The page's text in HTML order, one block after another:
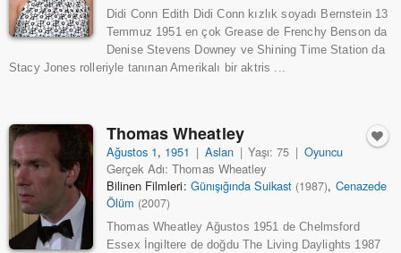
Didi Conn Edith Didi Conn kızlık soyadı Bernstein 13
Temmuz 1951 en çok Grease de Frenchy Benson da
Denise Stevens Downey ve Shining Time Station da
Stacy Jones rolleriyle tanınan Amerikalı bir aktris ...
Thomas Wheatley
Ağustos 1, 1951 | Aslan | Yaşı: 75 | Oyuncu
Gerçek Adı: Thomas Wheatley
Bilinen Filmleri: Günışığında Suikast (1987), Cenazede
Ölüm (2007)
Thomas Wheatley Ağustos 1951 de Chelmsford
Essex İngiltere de doğdu The Living Daylights 1987